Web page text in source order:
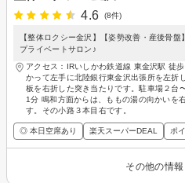
4.6
(8件)
【整体ロクシー金沢】【姿勢改善・産後骨
プライベートサロン♪
アクセス：IRいしかわ鉄道線 東金沢駅 徒
かって左手に北陸銀行東金沢出張所を左折
板を右折した突き当たりです。駐車場２台
1分 鳴和方面からは、ももの湯の向かいを
す。その小路３本目右です。
◎ 本日空席あり 楽天スーパーDEAL ポ
その他の情